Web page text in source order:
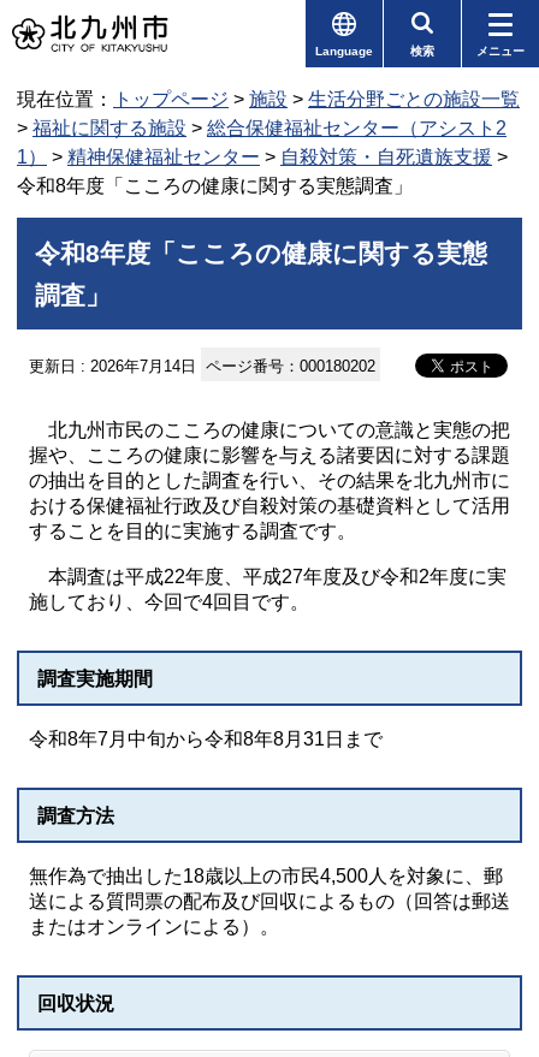
Language 検索 メニュー
現在位置： トップページ > 施設 > 生活分野ごとの施設一覧
> 福祉に関する施設 > 総合保健福祉センター（アシスト2
1）
> 精神保健福祉センター > 自殺対策・自死遺族支援 >
令和8年度「こころの健康に関する実態調査」
令和8年度「こころの健康に関する実態
調査」
更新日 : 2026年7月14日 ページ番号：000180202
北九州市民のこころの健康についての意識と実態の把
握や、こころの健康に影響を与える諸要因に対する課題
の抽出を目的とした調査を行い、その結果を北九州市に
おける保健福祉行政及び自殺対策の基礎資料として活用
することを目的に実施する調査です。
本調査は平成22年度、平成27年度及び令和2年度に実
施しており、今回で4回目です。
調査実施期間
令和8年7月中旬から令和8年8月31日まで
調査方法
無作為で抽出した18歳以上の市民4,500人を対象に、郵
送による質問票の配布及び回収によるもの（回答は郵送
またはオンラインによる）。
回収状況